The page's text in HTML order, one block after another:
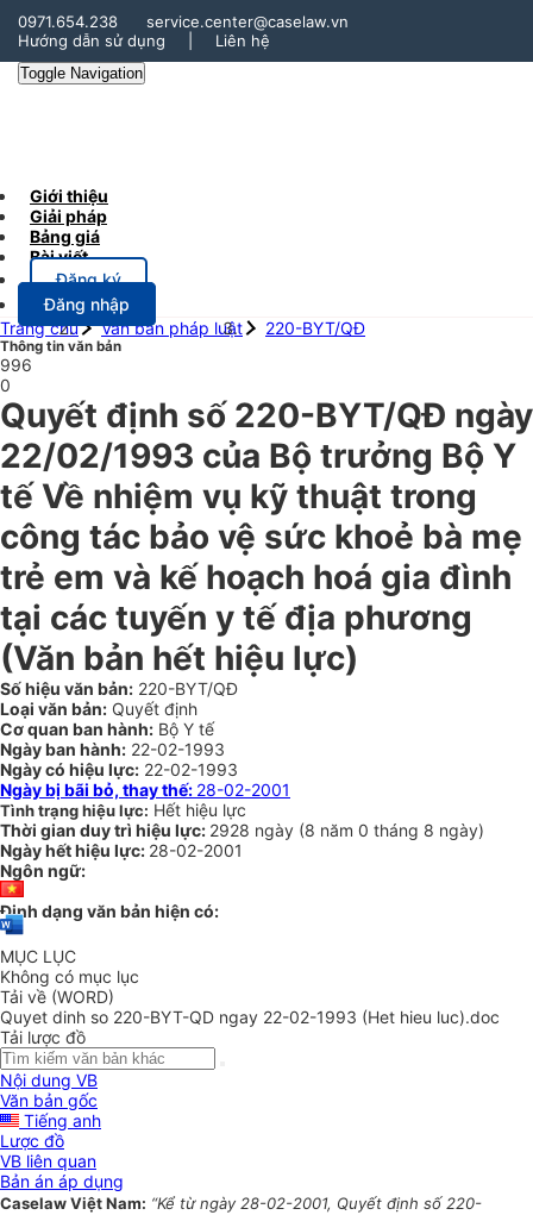
0971.654.238
service.center@caselaw.vn
Hướng dẫn sử dụng
Liên hệ
Toggle Navigation
Giới thiệu
Giải pháp
Bảng giá
Bài viết
Đăng ký
Đăng nhập
Trang chủ
Văn bản pháp luật 220-BYT/QĐ
Thông tin văn bản
996
0
Quyết định số 220-BYT/QĐ ngày
22/02/1993 của Bộ trưởng Bộ Y
tế Về nhiệm vụ kỹ thuật trong
công tác bảo vệ sức khoẻ bà mẹ
trẻ em và kế hoạch hoá gia đình
tại các tuyến y tế địa phương
(Văn bản hết hiệu lực)
Số hiệu văn bản: 220-BYT/QĐ
Loại văn bản: Quyết định
Cơ quan ban hành: Bộ Y tế
Ngày ban hành: 22-02-1993
Ngày có hiệu lực: 22-02-1993
Ngày bị bãi bỏ, thay thế: 28-02-2001
Tình trạng hiệu lực: Hết hiệu lực
Thời gian duy trì hiệu lực: 2928 ngày (8 năm 0 tháng 8 ngày)
Ngày hết hiệu lực: 28-02-2001
Ngôn ngữ:
Định dạng văn bản hiện có:
MỤC LỤC
Không có mục lục
Tải về (WORD)
Quyet dinh so 220-BYT-QD ngay 22-02-1993 (Het hieu luc).doc
Tải lược đồ
Nội dung VB
Văn bản gốc
Tiếng anh
Lược đồ
VB liên quan
Bản án áp dụng
Caselaw Việt Nam: “Kể từ ngày 28-02-2001, Quyết định số 220-